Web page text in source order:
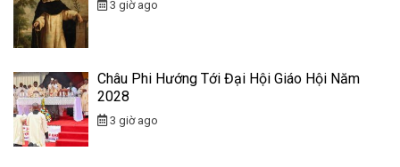
3 giờ ago
Châu Phi Hướng Tới Đại Hội Giáo Hội Năm
2028
3 giờ ago